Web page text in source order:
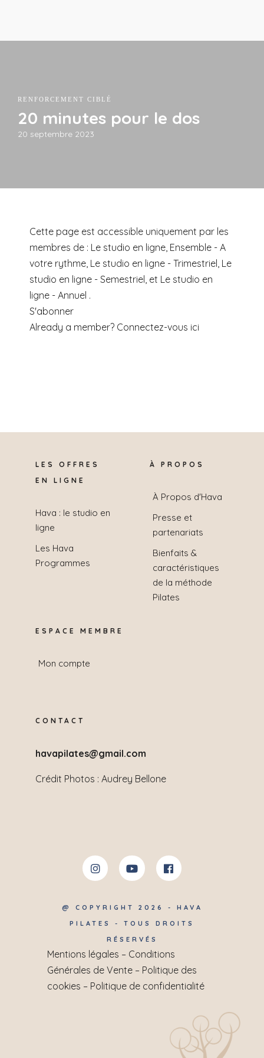
RENFORCEMENT CIBLÉ
20 minutes pour le dos
20 septembre 2023
Cette page est accessible uniquement par les
membres de : Le studio en ligne, Ensemble - A
votre rythme, Le studio en ligne - Trimestriel, Le
studio en ligne - Semestriel, et Le studio en
ligne - Annuel .
S'abonner
Already a member? Connectez-vous ici
LES OFFRES
EN LIGNE
Hava : le studio en
ligne
Les Hava
Programmes
À PROPOS
À Propos d'Hava
Presse et
partenariats
Bienfaits &
caractéristiques
de la méthode
Pilates
ESPACE MEMBRE
Mon compte
CONTACT
havapilates@gmail.com
Crédit Photos : Audrey Bellone
@ COPYRIGHT 2026 - HAVA
PILATES - TOUS DROITS
RÉSERVÉS
Mentions légales – Conditions
Générales de Vente – Politique des
cookies – Politique de confidentialité